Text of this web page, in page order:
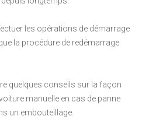
les opérations de démarrage
la procédure de redémarrage
quelques conseils sur la façon
manuelle en cas de panne
un embouteillage.